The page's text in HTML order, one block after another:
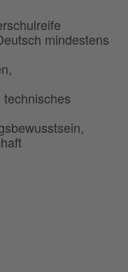
mindestens